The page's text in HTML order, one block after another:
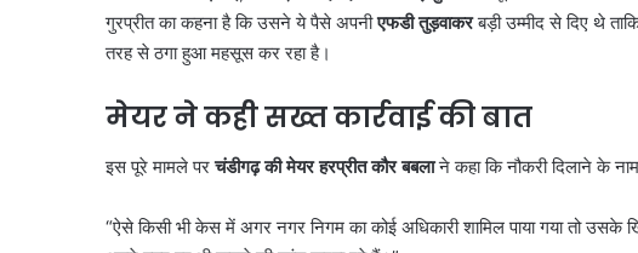
गुरप्रीत का कहना है कि उसने ये पैसे अपनीएफडी तुड़वाकरबड़ी उम्मीद से दिए थे
तरह से ठगा हुआ महसूस कर रहा है।
मेयर ने कही सख्त कार्रवाई की बात
इस पूरे मामले परचंडीगढ़ की मेयर हरप्रीत कौर बबलाने कहा कि नौकरी दिलाने के
“ऐसे किसी भी केस में अगर नगर निगम का कोई अधिकारी शामिल पाया गया तो उसके
करोल
में
लग्जरी